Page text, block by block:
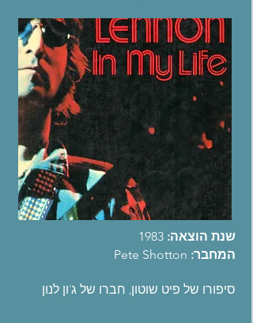
שנת הוצאה:
המחבר:
סיפורו של פיט שוטון, חברו של ג'ון לנון